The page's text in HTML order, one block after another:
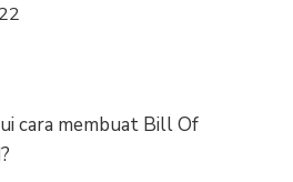
cara membuat Bill Of